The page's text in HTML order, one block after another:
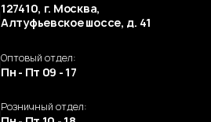
127410, г. Москва,
Алтуфьевское шоссе, д. 41
Оптовый отдел:
Пн - Пт 09 - 17
Розничный отдел: